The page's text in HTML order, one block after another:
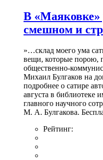
В «Маяковке»
смешном и
»…склад моего ума
вещи, которые порою,
общественно-
Михаил Булгаков на
подробнее о сатире
августа в библиотеке
главного научного
М. А. Булгакова.
Рейтинг: